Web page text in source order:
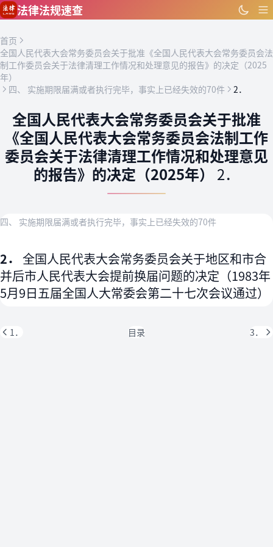
跳到主要内容
法律法规速查
首页
全国人民代表大会常务委员会关于批准《全国人民代表大会常务委员会法
制工作委员会关于法律清理工作情况和处理意见的报告》的决定（2025
年）
四、 实施期限届满或者执行完毕，事实上已经失效的70件
2．
全国人民代表大会常务委员会关于批准
《全国人民代表大会常务委员会法制工作
委员会关于法律清理工作情况和处理意见
的报告》的决定（2025年） 2．
四、 实施期限届满或者执行完毕，事实上已经失效的70件
2． 全国人民代表大会常务委员会关于地区和市合
并后市人民代表大会提前换届问题的决定（1983年
5月9日五届全国人大常委会第二十七次会议通过）
1． 目录 3．